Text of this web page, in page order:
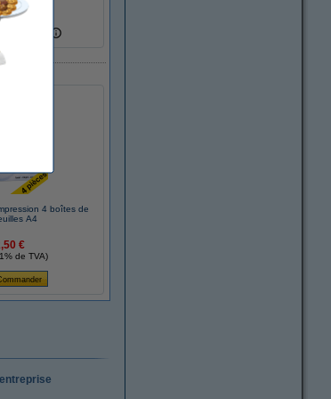
appareil
4 boîtes de
A4
€
de TVA)